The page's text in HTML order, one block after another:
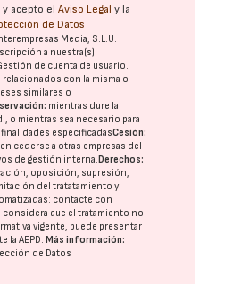
y acepto elAviso Legal y la
de Datos
Media, S.L.U.
a nuestra(s)
de cuenta de usuario.
relacionados con la misma o
similares o
mientras dure la
o mientras sea necesario para
finalidades especificadasCesión:
cederse a otras empresas del
de gestión interna.Derechos:
oposición, supresión,
del tratatamiento y
contacte con
considera que el tratamiento no
vigente, puede presentar
laAEPD .Más información:
de Datos